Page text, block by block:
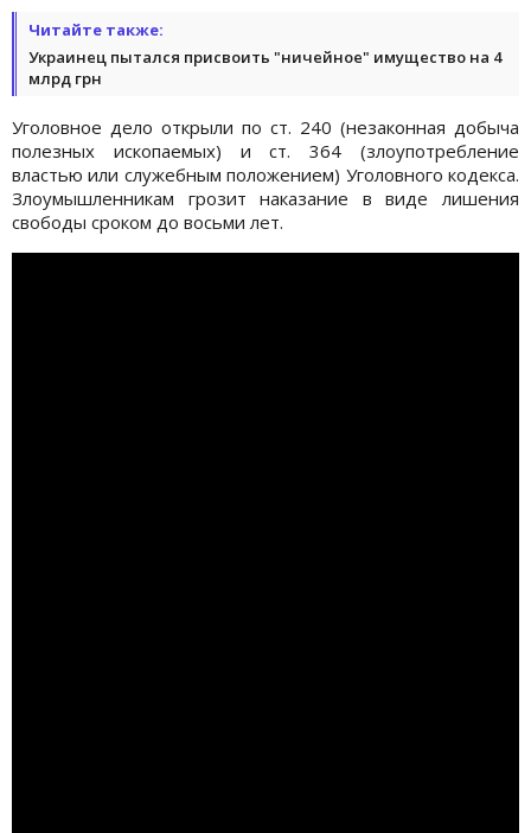
Читайте также:
Украинец пытался присвоить "ничейное" имущество на 4
млрд грн
Уголовное дело открыли по ст. 240 (незаконная добыча
полезных ископаемых) и ст. 364 (злоупотребление
властью или служебным положением) Уголовного кодекса.
Злоумышленникам грозит наказание в виде лишения
свободы сроком до восьми лет.